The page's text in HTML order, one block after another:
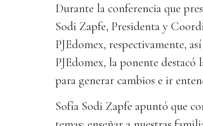
Durante la conferencia que
Sodi Zapfe, Presidenta y
PJEdomex, respectivamente,
PJEdomex, la ponente destacó
para generar cambios e ir
Sofía Sodi Zapfe apuntó que